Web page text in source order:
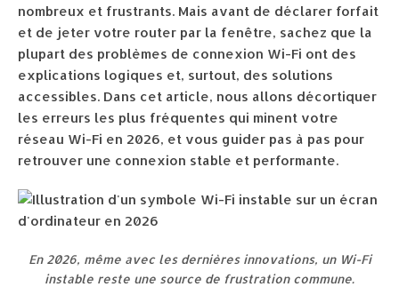
nombreux et frustrants. Mais avant de déclarer forfait
et de jeter votre router par la fenêtre, sachez que la
plupart des problèmes de connexion Wi-Fi ont des
explications logiques et, surtout, des solutions
accessibles. Dans cet article, nous allons décortiquer
les erreurs les plus fréquentes qui minent votre
réseau Wi-Fi en 2026, et vous guider pas à pas pour
retrouver une connexion stable et performante.
En 2026, même avec les dernières innovations, un Wi-Fi
instable reste une source de frustration commune.